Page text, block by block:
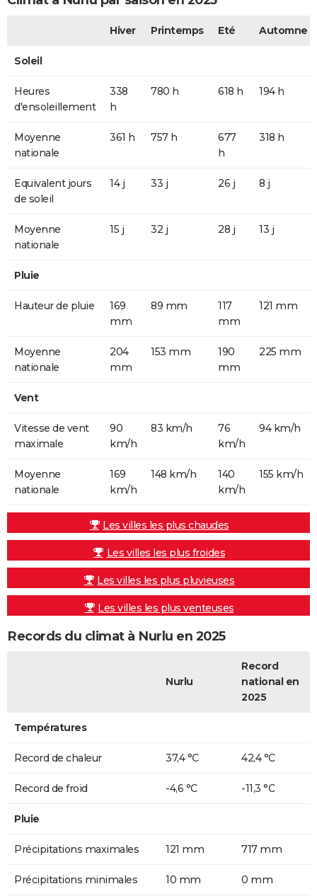
Hiver Printemps Eté Automne
Soleil
Heures
d'ensoleillement
338
h
780 h 618 h 194 h
Moyenne
nationale
361 h 757 h
677
h
318 h
Equivalent jours
de soleil
14 j 33 j 26 j 8 j
Moyenne
nationale
15 j 32 j 28 j 13 j
Pluie
Hauteur de pluie
169
mm
89 mm
117
mm
121 mm
Moyenne
nationale
204
mm
153 mm
190
mm
225 mm
Vent
Vitesse de vent
maximale
90
km/h
83 km/h
76
km/h
94 km/h
Moyenne
nationale
169
km/h
148 km/h
140
km/h
155 km/h
Les villes les plus chaudes
Les villes les plus froides
Les villes les plus pluvieuses
Les villes les plus venteuses
Records du climat à Nurlu en 2025
Nurlu
Record
national en
2025
Températures
Record de chaleur 37,4 °C 42,4 °C
Record de froid -4,6 °C -11,3 °C
Pluie
Précipitations maximales 121 mm 717 mm
Précipitations minimales 10 mm 0 mm